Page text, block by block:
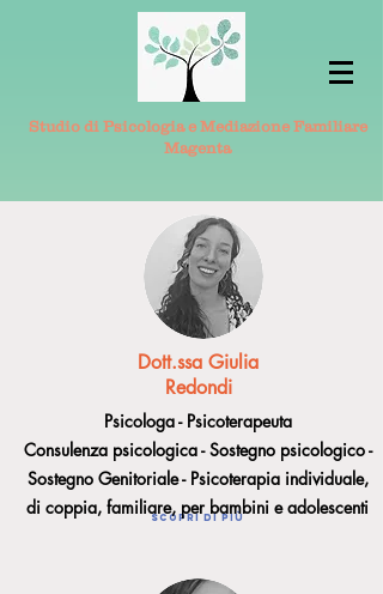
Studio di Psicologia e Mediazione Familiare
Magenta
Scopri di più
Dott.ssa Giulia
Redondi
Psicologa - Psicoterapeuta
Consulenza psicologica - Sostegno psicologico -
Sostegno Genitoriale - Psicoterapia individuale,
di coppia, familiare, per bambini e adolescenti